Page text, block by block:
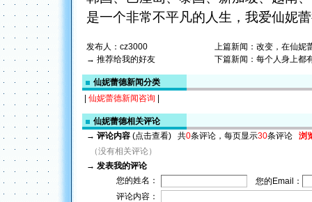
是一个非常不平凡的人生，我爱仙妮
发布人： cz3000
→ 推荐给我的好友
上篇新闻： 改变，在仙妮
下篇新闻： 每个人身上都
仙妮蕾德新闻分类
仙妮蕾德新闻咨询
仙妮蕾德相关评论
→ 评论内容 (点击查看) 共0条评论，每页显示30条评论 浏
（没有相关评论）
→ 发表我的评论
您的姓名：
您的Email：
评论内容：